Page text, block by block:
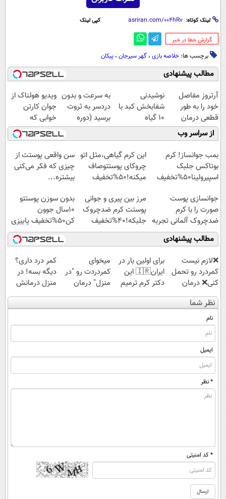
لینک کوتاه: کپی لینک
‌گزارش خطا در خبر
برچسب ها: خلاصه بازی ، گهر سیرجان ، پیکان
مطالب پیشنهادی
آرتروز مفاصل
خود را به طور
قطعی درمان
کنید!
◗پرسش‌نامه◖
نوشیدنی
شفابخش کبد با
10 گیاه
موثر(تخفیف تا
امشب)
به سرعت و بدون
دردسر به ثروت
برسید (دوره
کاملا رایگان
پولسازی)
ویدیو هولناک از
جوان کارتن
خوابی که
میلیاردر شد.
آموزش رایگان
از سراسر وب
بمب جوانساز! کرم
بوتاکس جلبک
اسپیرولینا50%تخفیف
این کرم گیاهی،مثل اتو
چروکای پوستتوصاف
میکنه!50%تخفیف
سن واقعی پوستت از
چیزی که فکر می‌کنی
بیشتره...
جوانسازی پوست
صورت را با کرم
ضدچروک آلمانی تجربه
کنید!
مرز بین پیری و جوانی
پوستت کرم ضدچروک
جلبکه!40%تخفیف
بدون سوزن پوستتو
10سال جوون
کن50%تخفیف پاییزی
مطالب پیشنهادی
❌لازم نیست
کمردرد رو تحمل
کنی❌ درمان
بدون جراحی و
قرص
(پرسشنامه)
برای اولین بار در
ایران🇮🇷 این
دکتر کرم ترمیم
کننده 23 روزه
ساخت!
میخوای
کمردردت رو "در
منزل" درمان
کنی؟ (◂فیلم +
◂پرسش‌نامه)
کمر درد داری؟
دیگه بسه! در
منزل درمانش
کن
(◀پرسش‌نامه)
نظر شما
نام
ایمیل
* نظر
* کد امنیتی